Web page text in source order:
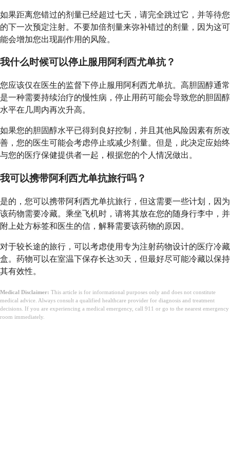
如果距离您错过的剂量已经超过七天，请完全跳过它，并等待您
的下一次预定注射。不要加倍剂量来弥补错过的剂量，因为这可
能会增加您出现副作用的风险。
我什么时候可以停止服用阿利西尤单抗？
您应该仅在医生的监督下停止服用阿利西尤单抗。高胆固醇通常
是一种需要持续治疗的慢性病，停止用药可能会导致您的胆固醇
水平在几周内再次升高。
如果您的胆固醇水平已得到良好控制，并且其他风险因素有所改
善，您的医生可能会考虑停止或减少剂量。但是，此决定应始终
与您的医疗保健提供者一起，根据您的个人情况做出。
我可以携带阿利西尤单抗旅行吗？
是的，您可以携带阿利西尤单抗旅行，但这需要一些计划，因为
该药物需要冷藏。乘坐飞机时，请将其放在您的随身行李中，并
附上处方标签和医生的信，解释需要该药物的原因。
对于较长途的旅行，可以考虑使用专为注射药物设计的医疗冷藏
盒。药物可以在室温下保存长达30天，但最好尽可能冷藏以保持
其有效性。
Medical Disclaimer: This article is for informational purposes only and does not constitute
medical advice. Always consult a qualified healthcare provider for diagnosis and treatment
decisions. If you are experiencing a medical emergency, call 911 or go to the nearest emergency
room immediately.